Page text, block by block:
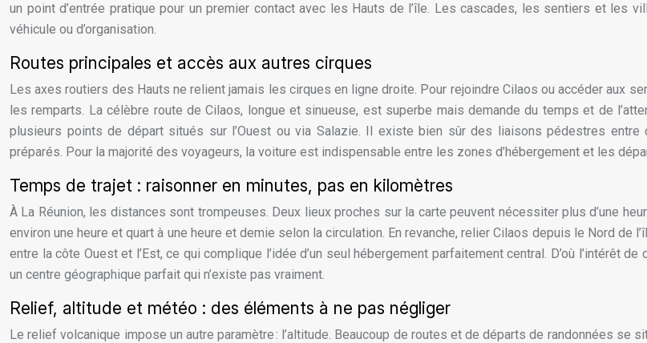
un point d’entrée pratique pour un premier contact avec les Hauts de l’île. Les cascades, les sentiers et les
véhicule ou d’organisation.
Routes principales et accès aux autres cirques
Les axes routiers des Hauts ne relient jamais les cirques en ligne droite. Pour rejoindre Cilaos ou accéder aux
les remparts. La célèbre route de Cilaos, longue et sinueuse, est superbe mais demande du temps et de
plusieurs points de départ situés sur l’Ouest ou via Salazie. Il existe bien sûr des liaisons pédestres
préparés. Pour la majorité des voyageurs, la voiture est indispensable entre les zones d’hébergement et les
Temps de trajet : raisonner en minutes, pas en kilomètres
À La Réunion, les distances sont trompeuses. Deux lieux proches sur la carte peuvent nécessiter plus d’une
environ une heure et quart à une heure et demie selon la circulation. En revanche, relier Cilaos depuis le Nord
entre la côte Ouest et l’Est, ce qui complique l’idée d’un seul hébergement parfaitement central. D’où l’intérêt
un centre géographique parfait qui n’existe pas vraiment.
Relief, altitude et météo : des éléments à ne pas négliger
Le relief volcanique impose un autre paramètre : l’altitude. Beaucoup de routes et de départs de randonnées